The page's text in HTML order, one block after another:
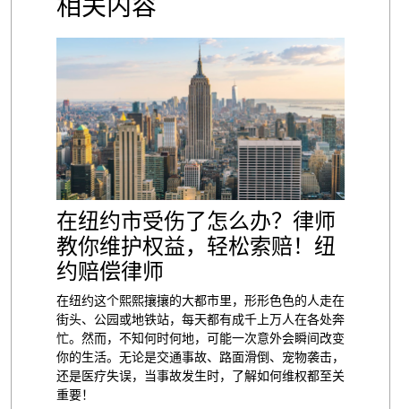
相关内容
在纽约市受伤了怎么办？律师
教你维护权益，轻松索赔！纽
约赔偿律师
在纽约这个熙熙攘攘的大都市里，形形色色的人走在
街头、公园或地铁站，每天都有成千上万人在各处奔
忙。然而，不知何时何地，可能一次意外会瞬间改变
你的生活。无论是交通事故、路面滑倒、宠物袭击，
还是医疗失误，当事故发生时，了解如何维权都至关
重要！